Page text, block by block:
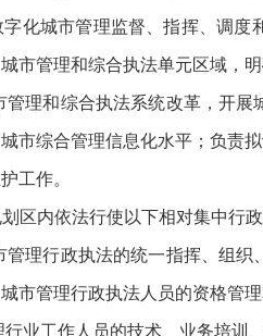
城市管理监督、指挥、调度
市管理和综合执法单元区域，
和综合执法系统改革，开展
市综合管理信息化水平；负责
工作。
内依法行使以下相对集中行政
行政执法的统一指挥、组织
市管理行政执法人员的资格管
工作人员的技术、业务培训、